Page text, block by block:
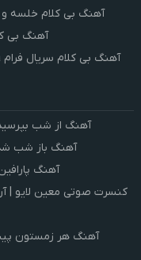
آهنگ بی کلام خلسه و
آهنگ بی
آهنگ بی کلام سریال فرام Que Sera, Sera از Jack Jezzro – رایگان
آهنگ از شب
آهنگ باز شب
آهنگ
آهنگ هر زمستون